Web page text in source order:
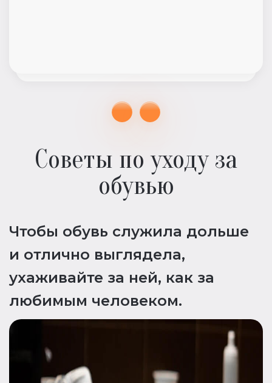
Советы по уходу за
обувью
Чтобы обувь служила дольше
и отлично выглядела,
ухаживайте за ней, как за
любимым человеком.